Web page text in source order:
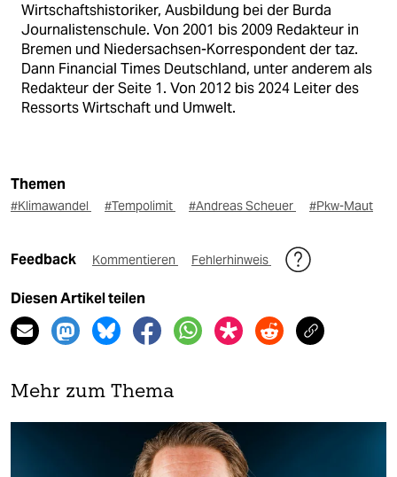
Wirtschaftshistoriker, Ausbildung bei der Burda
Journalistenschule. Von 2001 bis 2009 Redakteur in
Bremen und Niedersachsen-Korrespondent der taz.
Dann Financial Times Deutschland, unter anderem als
Redakteur der Seite 1. Von 2012 bis 2024 Leiter des
Ressorts Wirtschaft und Umwelt.
Themen
#Klimawandel #Tempolimit #Andreas Scheuer #Pkw-Maut
Feedback Kommentieren Fehlerhinweis
Diesen Artikel teilen
Mehr zum Thema